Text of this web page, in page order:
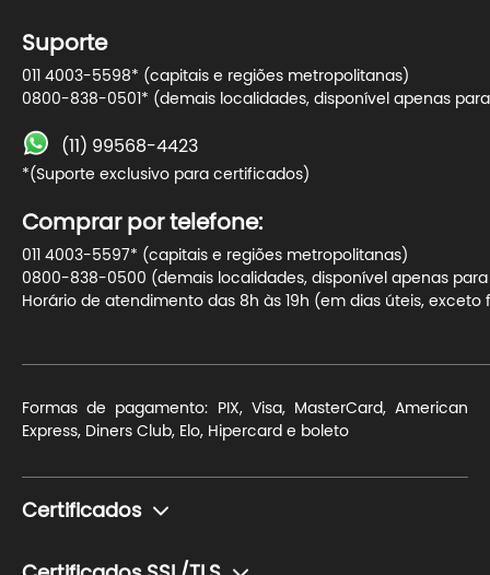
Suporte
011 4003-5598* (capitais e regiões metropolitanas)
0800-838-0501* (demais localidades, disponível apenas
(11) 99568-4423
*(Suporte exclusivo para certificados)
Comprar por telefone:
011 4003-5597* (capitais e regiões metropolitanas)
0800-838-0500 (demais localidades, disponível apenas
Horário de atendimento das 8h às 19h (em dias úteis, exceto
Formas de pagamento: PIX, Visa, MasterCard, American
Express, Diners Club, Elo, Hipercard e boleto
Certificados